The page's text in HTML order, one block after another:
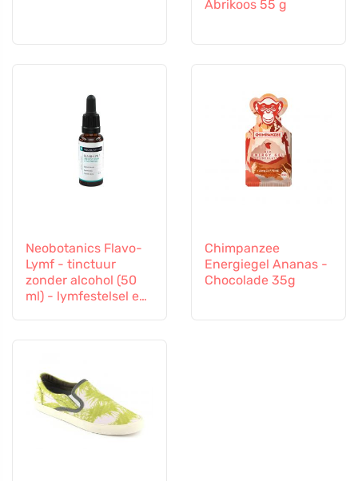
Abrikoos 55 g
Neobotanics Flavo-
Lymf - tinctuur
zonder alcohol (50
ml) - lymfestelsel en
Chimpanzee
Energiegel Ananas -
Chocolade 35g